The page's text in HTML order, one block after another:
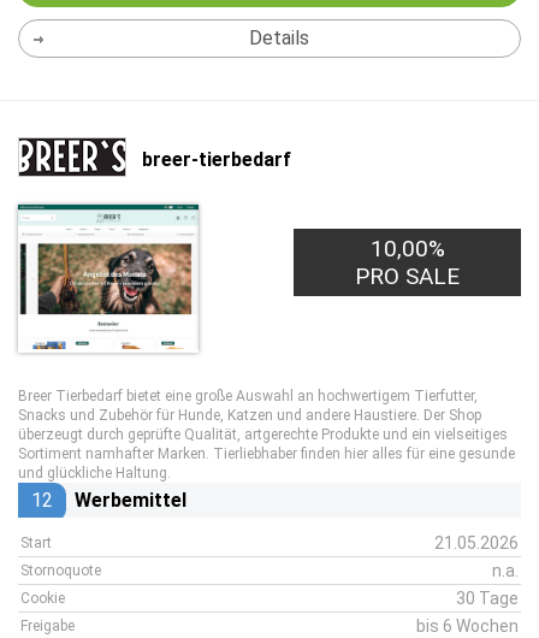
Details
breer-tierbedarf
10,00%
PRO SALE
Breer Tierbedarf bietet eine große Auswahl an hochwertigem Tierfutter,
Snacks und Zubehör für Hunde, Katzen und andere Haustiere. Der Shop
überzeugt durch geprüfte Qualität, artgerechte Produkte und ein vielseitiges
Sortiment namhafter Marken. Tierliebhaber finden hier alles für eine gesunde
und glückliche Haltung.
12 Werbemittel
Start 21.05.2026
Stornoquote n.a.
Cookie 30 Tage
Freigabe bis 6 Wochen